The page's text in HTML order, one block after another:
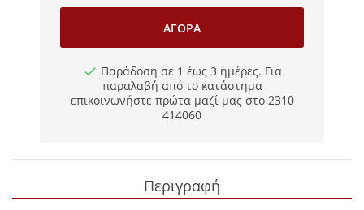
ΑΓΟΡΆ
Παράδοση σε 1 έως 3 ημέρες. Για
παραλαβή από το κατάστημα
επικοινωνήστε πρώτα μαζί μας στο 2310
414060
Περιγραφή